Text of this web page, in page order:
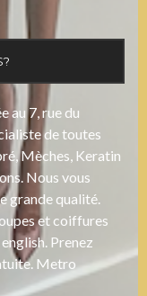
au 7, rue du
de toutes
Mèches, Keratin
Nous vous
grande qualité.
et coiffures
Prenez
Metro